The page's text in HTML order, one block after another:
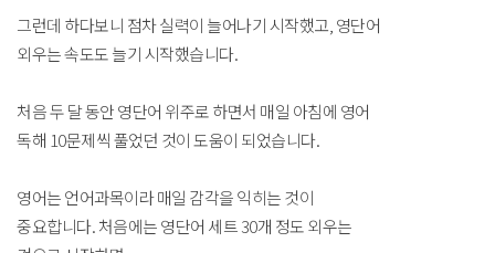
그런데 하다보니 점차 실력이 늘어나기 시작했고, 영단어
외우는 속도도 늘기 시작했습니다.
처음 두 달 동안 영단어 위주로 하면서 매일 아침에 영어
독해 10문제씩 풀었던 것이 도움이 되었습니다.
영어는 언어과목이라 매일 감각을 익히는 것이
중요합니다. 처음에는 영단어 세트 30개 정도 외우는